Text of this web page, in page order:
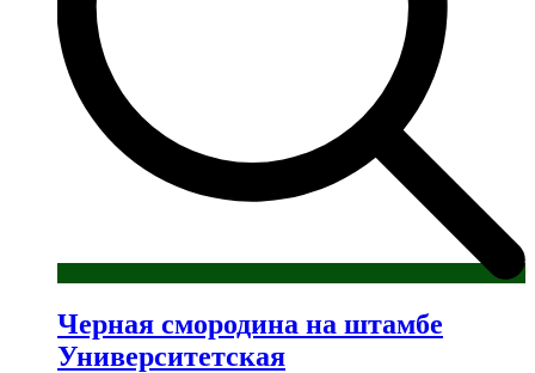
Черная смородина на штамбе
Университетская